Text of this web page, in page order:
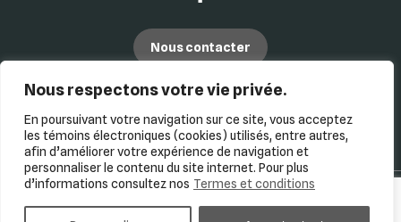
Nous respectons votre vie privée.
En poursuivant votre navigation sur ce site, vous acceptez
les témoins électroniques (cookies) utilisés, entre autres,
afin d’améliorer votre expérience de navigation et
personnaliser le contenu du site internet. Pour plus
d’informations consultez nos Termes et conditions
Nous contacter
(450) 435-5563
(877) 707-5563
Termes et conditions| © Tous droits réservés 2026
Association des marchands de véhicules d'occasion du